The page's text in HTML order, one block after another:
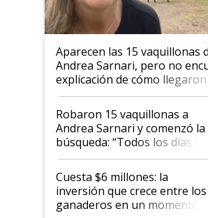
Aparecen las 15 vaquillonas
Andrea Sarnari, pero no
explicación de cómo llegaron
Robaron 15 vaquillonas a
Andrea Sarnari y comenzó la
búsqueda: “Todos los días le
toca a algún productor”
Cuesta $6 millones: la
inversión que crece entre los
ganaderos en un momento